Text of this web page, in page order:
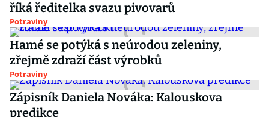
říká ředitelka svazu pivovarů
Potraviny
Hamé se potýká s neúrodou zeleniny,
zřejmě zdraží část výrobků
Potraviny
Zápisník Daniela Nováka: Kalouskova
predikce